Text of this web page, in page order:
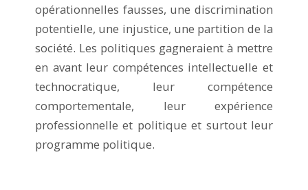
opérationnelles fausses, une discrimination
potentielle, une injustice, une partition de la
société. Les politiques gagneraient à mettre
en avant leur compétences intellectuelle et
technocratique, leur compétence
comportementale, leur expérience
professionnelle et politique et surtout leur
programme politique.